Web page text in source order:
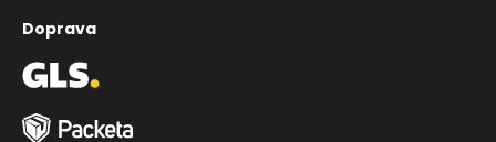
Doprava